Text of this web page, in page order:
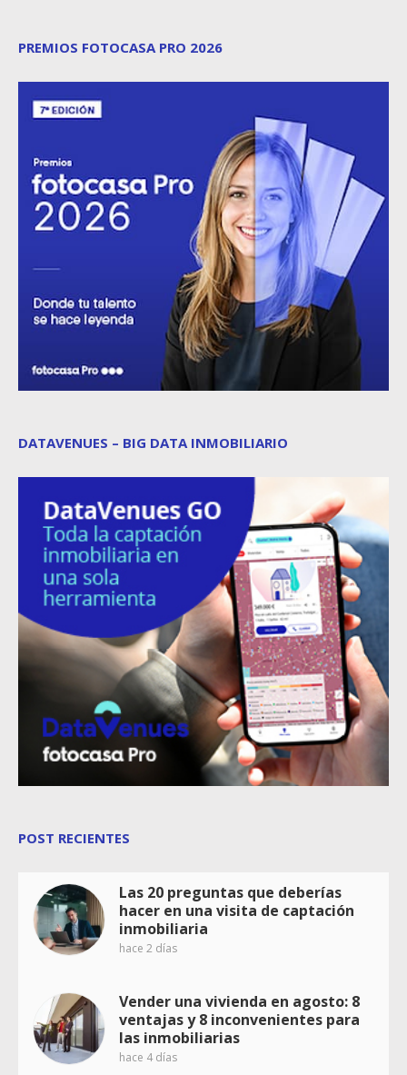
PREMIOS FOTOCASA PRO 2026
DATAVENUES – BIG DATA INMOBILIARIO
POST RECIENTES
Las 20 preguntas que deberías
hacer en una visita de captación
inmobiliaria
hace 2 días
Vender una vivienda en agosto: 8
ventajas y 8 inconvenientes para
las inmobiliarias
hace 4 días